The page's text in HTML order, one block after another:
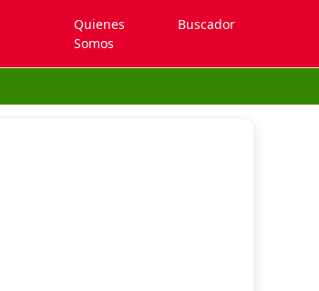
Quienes
Somos
Buscador